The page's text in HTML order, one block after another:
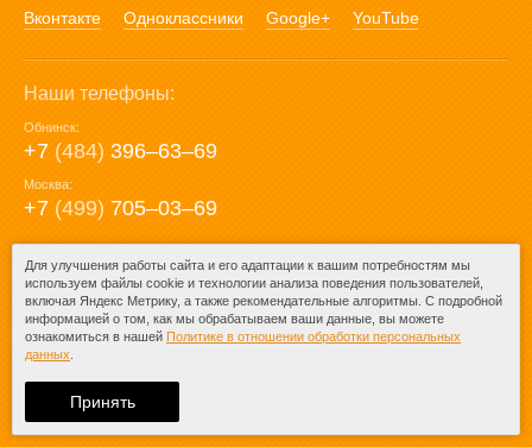
Вконтакте Одноклассники Google+ YouTube
Наши телефоны:
Обнинск:
+7 (484) 396‒63‒69
Москва:
+7 (499) 705‒03‒69
E-mail:
mail@posuda40.ru
При любом копировании информации
ссылка на
Для улучшения работы сайта и его адаптации к вашим потребностям мы
используем файлы cookie и технологии анализа поведения пользователей,
включая Яндекс Метрику, а также рекомендательные алгоритмы. С подробной
информацией о том, как мы обрабатываем ваши данные, вы можете
ознакомиться в нашей Политике в отношении обработки персональных
данных
Принять